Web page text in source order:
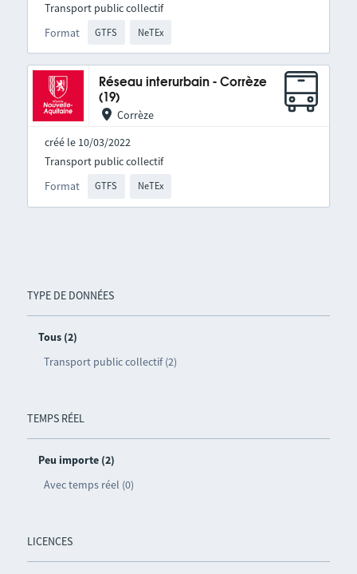
TYPE DE DONNÉES
Tous (2)
Transport public collectif (2)
TEMPS RÉEL
Peu importe (2)
Avec temps réel (0)
LICENCES
Format GTFS NeTEx
Transport public collectif
Réseau interurbain - Corrèze
(19)
Corrèze
créé le 10/03/2022
Format GTFS NeTEx
Transport public collectif